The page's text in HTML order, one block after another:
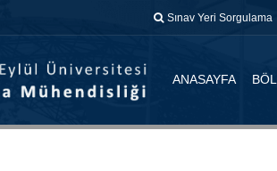
Sınav Yeri Sorgulama
ANASAYFA